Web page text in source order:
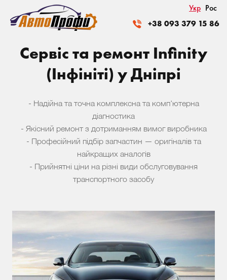
Укр Рос
+38 093 379 15 86
Сервіс та ремонт Infinity
(Інфініті) у Дніпрі
- Надійна та точна комплексна та комп'ютерна
діагностика
- Якісний ремонт з дотриманням вимог виробника
- Професійний підбір запчастин — оригіналів та
найкращих аналогів
- Прийнятні ціни на різні види обслуговування
транспортного засобу